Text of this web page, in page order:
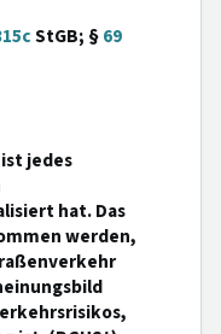
StGB; §69
jedes
hat. Das
werden,